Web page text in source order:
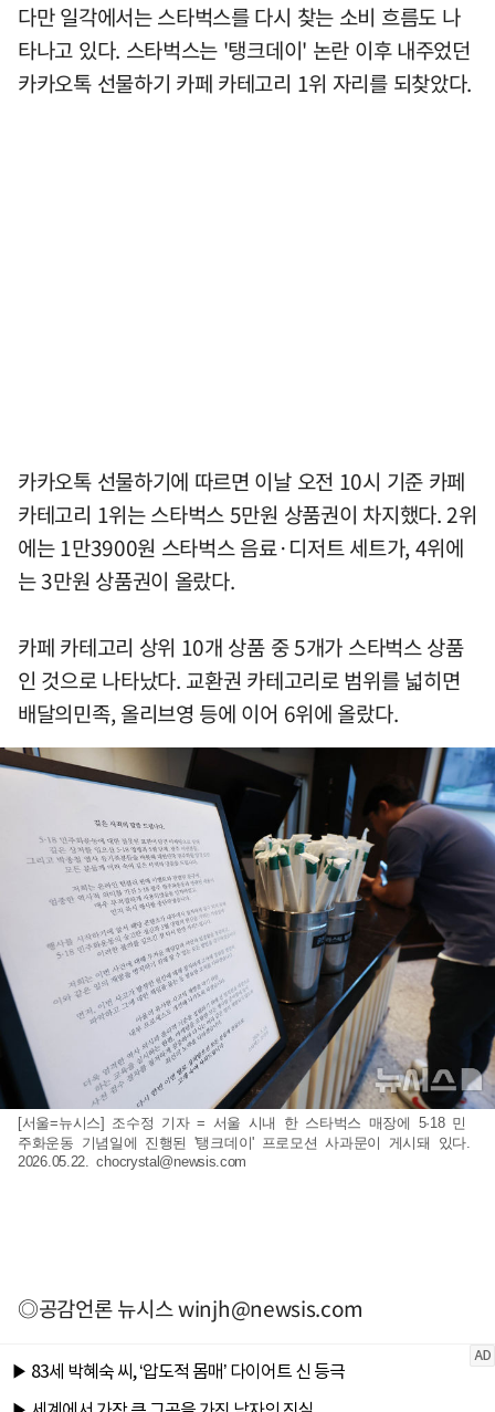
다만 일각에서는 스타벅스를 다시 찾는 소비 흐름도 나
타나고 있다. 스타벅스는 '탱크데이' 논란 이후 내주었던
카카오톡 선물하기 카페 카테고리 1위 자리를 되찾았다.
카카오톡 선물하기에 따르면 이날 오전 10시 기준 카페
카테고리 1위는 스타벅스 5만원 상품권이 차지했다. 2위
에는 1만3900원 스타벅스 음료·디저트 세트가, 4위에
는 3만원 상품권이 올랐다.
카페 카테고리 상위 10개 상품 중 5개가 스타벅스 상품
인 것으로 나타났다. 교환권 카테고리로 범위를 넓히면
배달의민족, 올리브영 등에 이어 6위에 올랐다.
[서울=뉴시스] 조수정 기자 = 서울 시내 한 스타벅스 매장에 5·18 민
주화운동 기념일에 진행된 '탱크데이' 프로모션 사과문이 게시돼 있다.
2026.05.22.chocrystal@newsis.com
◎공감언론 뉴시스winjh@newsis.com